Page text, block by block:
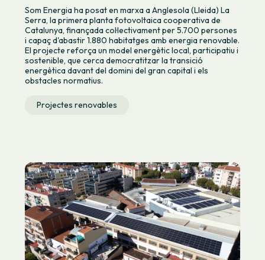
Som Energia ha posat en marxa a Anglesola (Lleida) La
Serra, la primera planta fotovoltaica cooperativa de
Catalunya, finançada col·lectivament per 5.700 persones
i capaç d'abastir 1.880 habitatges amb energia renovable.
El projecte reforça un model energètic local, participatiu i
sostenible, que cerca democratitzar la transició
energètica davant del domini del gran capital i els
obstacles normatius.
Projectes renovables